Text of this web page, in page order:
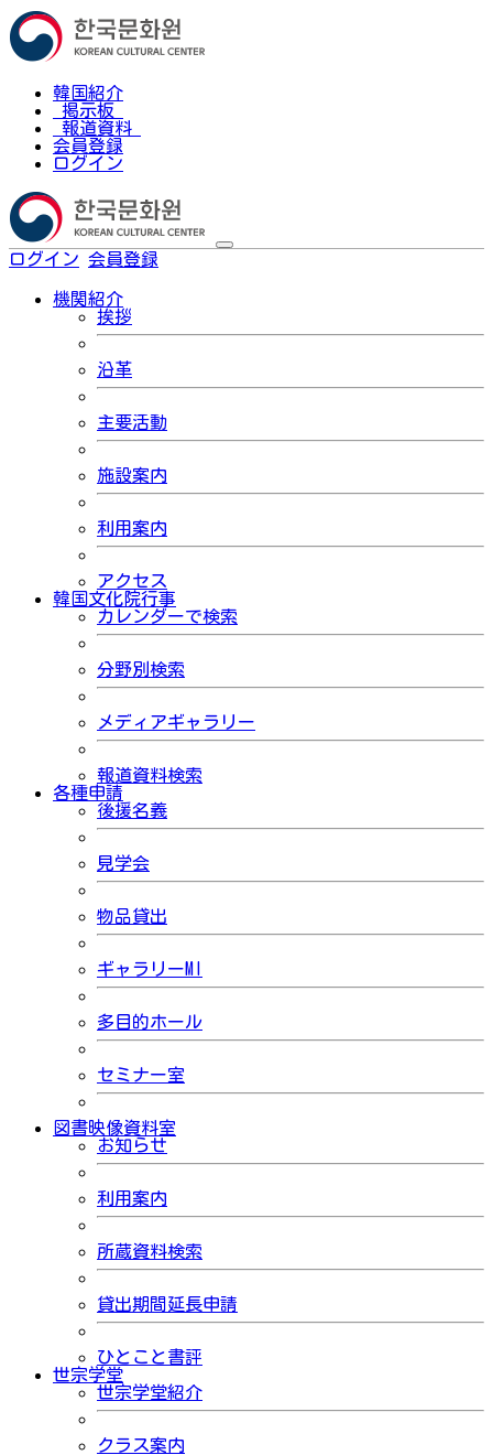
韓国紹介
掲示板
報道資料
会員登録
ログイン
ログイン 会員登録
機関紹介
挨拶
沿革
主要活動
施設案内
利用案内
アクセス
韓国文化院行事
カレンダーで検索
分野別検索
メディアギャラリー
報道資料検索
各種申請
後援名義
見学会
物品貸出
ギャラリーMI
多目的ホール
セミナー室
図書映像資料室
お知らせ
利用案内
所蔵資料検索
貸出期間延長申請
ひとこと書評
世宗学堂
世宗学堂紹介
クラス案内